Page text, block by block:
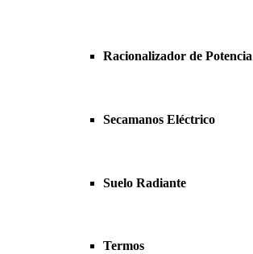
Racionalizador de Potencia
Secamanos Eléctrico
Suelo Radiante
Termos